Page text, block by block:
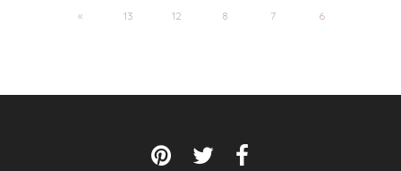
6
7
8
12
13
«